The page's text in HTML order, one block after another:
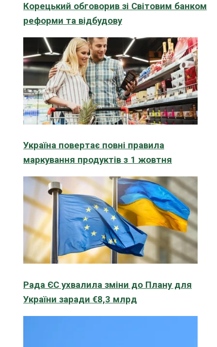
Корецький обговорив зі Світовим банком
реформи та відбудову
Україна повертає повні правила
маркування продуктів з 1 жовтня
Рада ЄС ухвалила зміни до Плану для
України заради €8,3 млрд